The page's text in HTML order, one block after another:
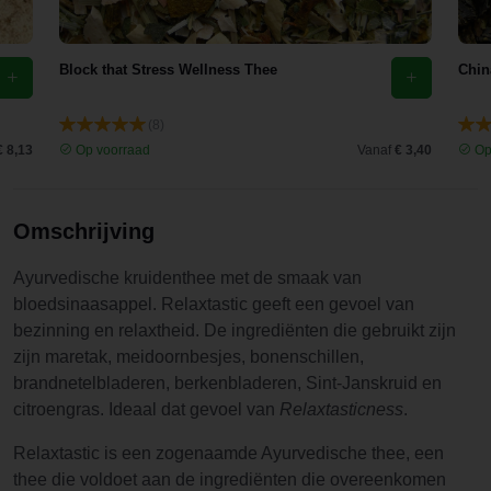
8,13
Block that Stress Wellness Thee
Op voorraad
Vanaf € 3,40
Omschrijving
Ayurvedische kruidenthee met de smaak van
bloedsinaasappel. Relaxtastic geeft een gevoel van
bezinning en relaxtheid. De ingrediënten die gebruikt zijn
zijn maretak, meidoornbesjes, bonenschillen,
brandnetelbladeren, berkenbladeren, Sint-Janskruid en
citroengras. Ideaal dat gevoel van Relaxtasticness.
Relaxtastic is een zogenaamde Ayurvedische thee, een
thee die voldoet aan de ingrediënten die overeenkomen